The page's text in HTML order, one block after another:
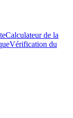
Calculateur de la
Vérification du